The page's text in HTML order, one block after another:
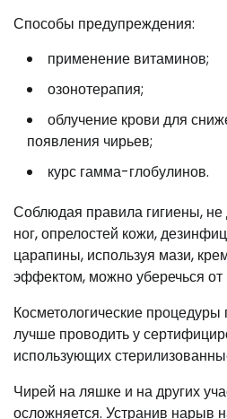
Способы предупреждения:
применение витаминов;
озонотерапия;
облучение крови для
появления чирьев;
курс гамма-глобулинов.
Соблюдая правила гигиены, не
ног, опрелостей кожи,
царапины, используя мази,
эффектом, можно уберечься от
Косметологические
лучше проводить у
использующих
Чирей на ляшке и на других
осложняется. Устранив нарыв